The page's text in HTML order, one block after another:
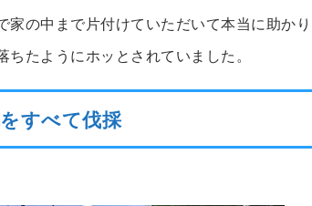
家の中まで片付けていただいて本当に助かり
ちたようにホッとされていました。
すべて伐採